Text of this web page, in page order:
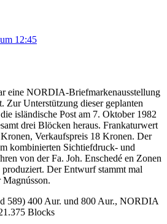
12:45
eine NORDIA-Briefmarkenausstellung
Zur Unterstützung dieser geplanten
isländische Post am 7. Oktober 1982
drei Blöcken heraus. Frankaturwert
Verkaufspreis 18 Kronen. Der
kombinierten Sichtiefdruck- und
von der Fa. Joh. Enschedé en Zonen
Der Entwurf stammt mal
589) 400 Aur. und 800 Aur., NORDIA
Blocks